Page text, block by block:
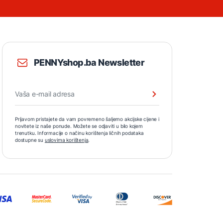
PENNYshop.ba Newsletter
Prijavom pristajete da vam povremeno šaljemo akcijske cijene i
novitete iz naše ponude. Možete se odjaviti u bilo kojem
trenutku. Informacije o načinu korištenja ličnih podataka
dostupne su uslovima korištenja.